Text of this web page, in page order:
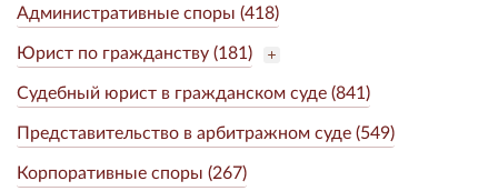
Административные споры (418)
Юрист по гражданству (181)
Судебный юрист в гражданском суде (841)
Представительство в арбитражном суде (549)
Корпоративные споры (267)